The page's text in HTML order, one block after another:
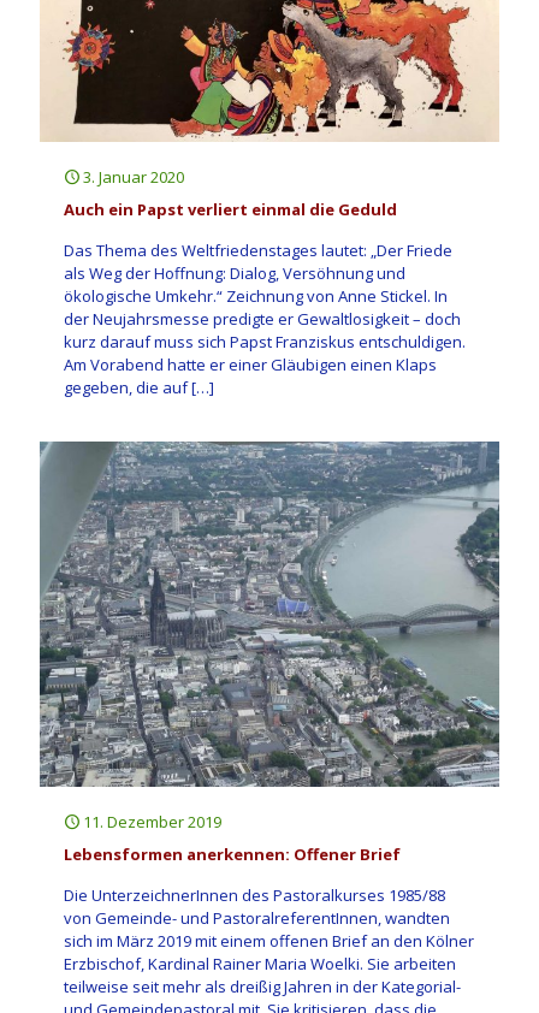
3. Januar 2020
Auch ein Papst verliert einmal die Geduld
Das Thema des Weltfriedenstages lautet: „Der Friede
als Weg der Hoffnung: Dialog, Versöhnung und
ökologische Umkehr.“ Zeichnung von Anne Stickel. In
der Neujahrsmesse predigte er Gewaltlosigkeit – doch
kurz darauf muss sich Papst Franziskus entschuldigen.
Am Vorabend hatte er einer Gläubigen einen Klaps
gegeben, die auf[…]
11. Dezember 2019
Lebensformen anerkennen: Offener Brief
Die UnterzeichnerInnen des Pastoralkurses 1985/88
von Gemeinde- und PastoralreferentInnen, wandten
sich im März 2019 mit einem offenen Brief an den Kölner
Erzbischof, Kardinal Rainer Maria Woelki. Sie arbeiten
teilweise seit mehr als dreißig Jahren in der Kategorial-